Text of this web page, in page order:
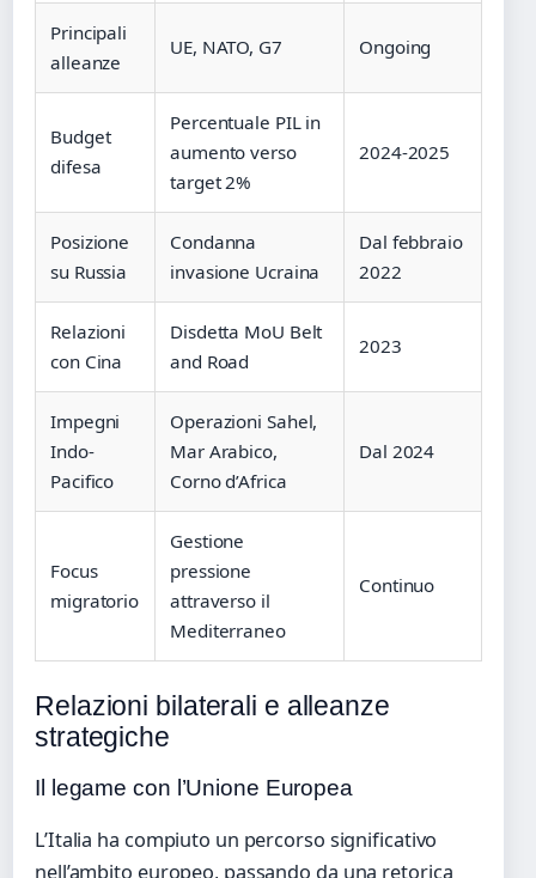
Principali
alleanze
UE, NATO, G7 Ongoing
Budget
difesa
Percentuale PIL in
aumento verso
target 2%
2024-2025
Posizione
su Russia
Condanna
invasione Ucraina
Dal febbraio
2022
Relazioni
con Cina
Disdetta MoU Belt
and Road
2023
Impegni
Indo-
Pacifico
Operazioni Sahel,
Mar Arabico,
Corno d’Africa
Dal 2024
Focus
migratorio
Gestione
pressione
attraverso il
Mediterraneo
Continuo
Relazioni bilaterali e alleanze
strategiche
Il legame con l’Unione Europea
L’Italia ha compiuto un percorso significativo
nell’ambito europeo, passando da una retorica